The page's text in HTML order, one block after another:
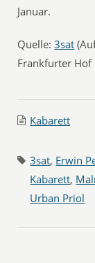
Januar.
Quelle:3sat
Frankfurter Hof
Kabarett
3sat, Erwin
Kabarett,
Urban Priol